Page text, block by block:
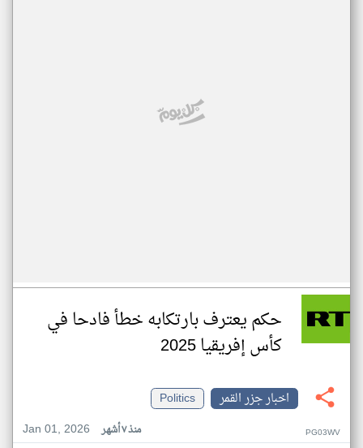
حكم يعترف بارتكابه خطأ فادحا في
كأس إفريقيا 2025
اخبار جزر القمر
Politics
Jan 01, 2026
منذ ٧ أشهر PG03WV